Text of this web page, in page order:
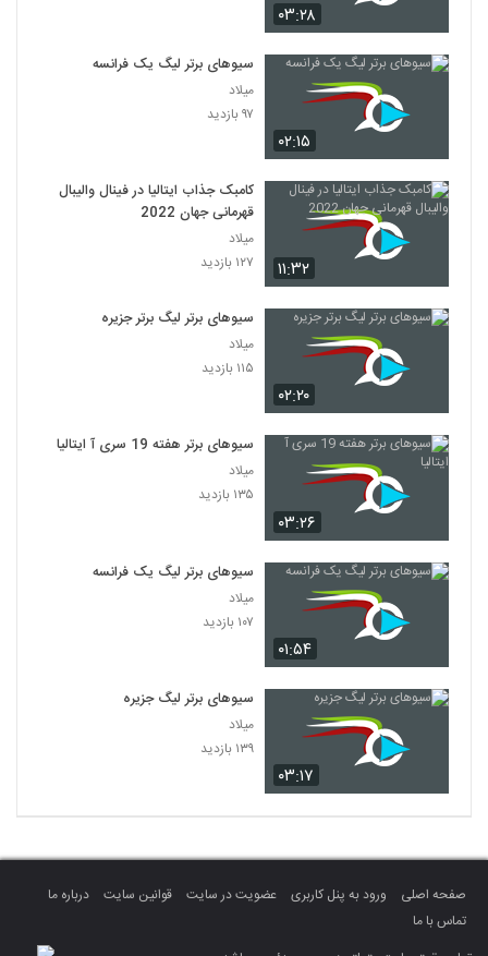
۰۳:۲۸
۰۲:۱۵
سیوهای برتر لیگ یک فرانسه
میلاد
۹۷ بازدید
۱۱:۳۲
کامبک جذاب ایتالیا در فینال والیبال
قهرمانی جهان 2022
میلاد
۱۲۷ بازدید
۰۲:۲۰
سیوهای برتر لیگ برتر جزیره
میلاد
۱۱۵ بازدید
۰۳:۲۶
سیوهای برتر هفته 19 سری آ ایتالیا
میلاد
۱۳۵ بازدید
۰۱:۵۴
سیوهای برتر لیگ یک فرانسه
میلاد
۱۰۷ بازدید
۰۳:۱۷
سیوهای برتر لیگ جزیره
میلاد
۱۳۹ بازدید
صفحه اصلی ورود به پنل کاربری عضویت در سایت قوانین سایت
درباره ما
تماس با ما